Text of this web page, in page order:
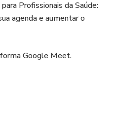
Profissionais da Saúde:
agenda e aumentar o
Google Meet.